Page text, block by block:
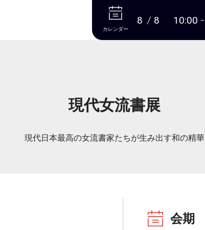
本文へ
カレンダー
8 8 10:00
現代女流書展
現代日本最高の女流書家たちが生み出す和の精華
会期